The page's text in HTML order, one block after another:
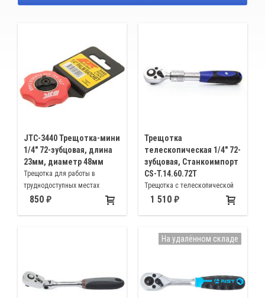
JTC-3440 Трещотка-мини
1/4" 72-зубцовая, длина
23мм, диаметр 48мм
Трещотка для работы в
труднодоступных местах
850
Трещотка
телескопическая 1/4" 72-
зубцовая, Станкоимпорт
CS-T.14.60.72T
Трещотка с телескопической
ручкой для обеспечения
1 510
На удалённом складе